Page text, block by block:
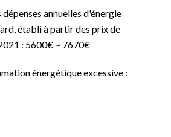
annuelles d'énergie
établi à partir des prix de
: 5600€ ~ 7670€
énergétique excessive :